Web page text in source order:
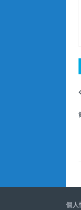
個人